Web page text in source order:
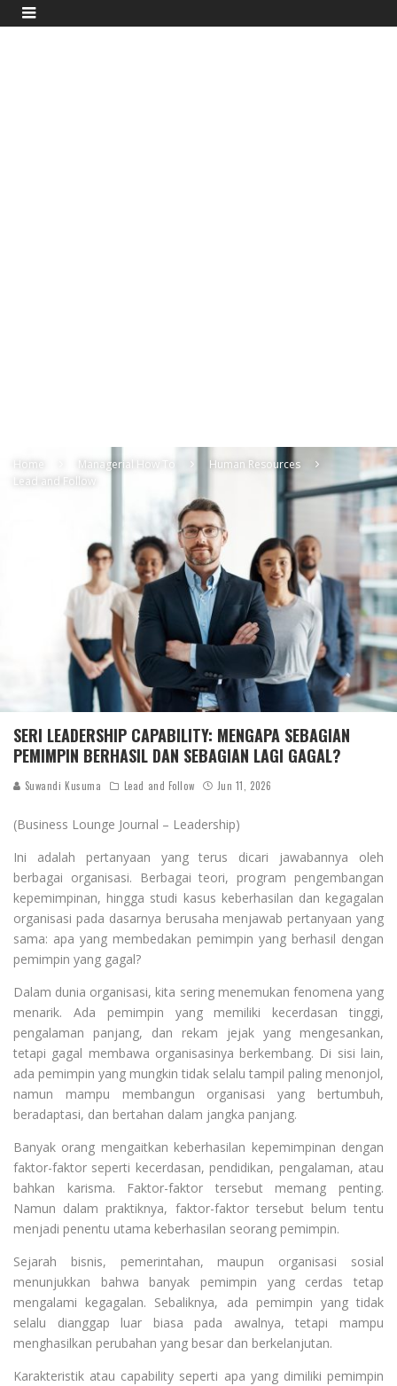
Home Managerial How To
Human Resources
Lead and Follow
SERI LEADERSHIP CAPABILITY: MENGAPA SEBAGIAN
PEMIMPIN BERHASIL DAN SEBAGIAN LAGI GAGAL?
Suwandi Kusuma Lead and Follow Jun 11, 2026
(Business Lounge Journal – Leadership)
Ini adalah pertanyaan yang terus dicari jawabannya oleh
berbagai organisasi. Berbagai teori, program pengembangan
kepemimpinan, hingga studi kasus keberhasilan dan kegagalan
organisasi pada dasarnya berusaha menjawab pertanyaan yang
sama: apa yang membedakan pemimpin yang berhasil dengan
pemimpin yang gagal?
Dalam dunia organisasi, kita sering menemukan fenomena yang
menarik. Ada pemimpin yang memiliki kecerdasan tinggi,
pengalaman panjang, dan rekam jejak yang mengesankan,
tetapi gagal membawa organisasinya berkembang. Di sisi lain,
ada pemimpin yang mungkin tidak selalu tampil paling menonjol,
namun mampu membangun organisasi yang bertumbuh,
beradaptasi, dan bertahan dalam jangka panjang.
Banyak orang mengaitkan keberhasilan kepemimpinan dengan
faktor-faktor seperti kecerdasan, pendidikan, pengalaman, atau
bahkan karisma. Faktor-faktor tersebut memang penting.
Namun dalam praktiknya, faktor-faktor tersebut belum tentu
menjadi penentu utama keberhasilan seorang pemimpin.
Sejarah bisnis, pemerintahan, maupun organisasi sosial
menunjukkan bahwa banyak pemimpin yang cerdas tetap
mengalami kegagalan. Sebaliknya, ada pemimpin yang tidak
selalu dianggap luar biasa pada awalnya, tetapi mampu
menghasilkan perubahan yang besar dan berkelanjutan.
Karakteristik atau capability seperti apa yang dimiliki pemimpin